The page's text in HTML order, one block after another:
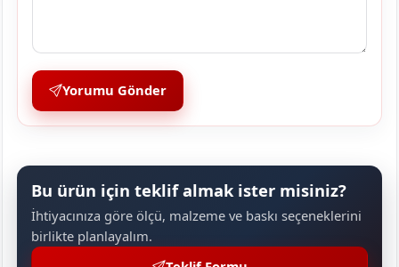
Yorumu Gönder
Bu ürün için teklif almak ister misiniz?
İhtiyacınıza göre ölçü, malzeme ve baskı seçeneklerini
birlikte planlayalım.